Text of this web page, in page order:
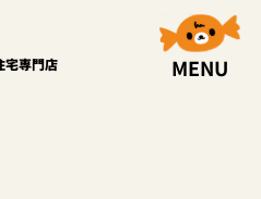
宅専門店 MENU